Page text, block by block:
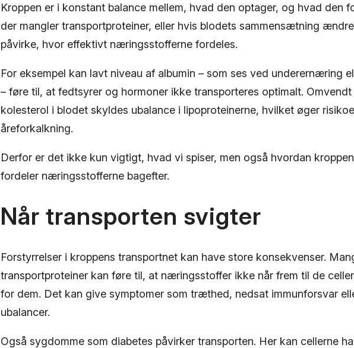
Kroppen er i konstant balance mellem, hvad den optager, og hvad den
der mangler transportproteiner, eller hvis blodets sammensætning
påvirke, hvor effektivt næringsstofferne fordeles.
For eksempel kan lavt niveau af albumin – som ses ved underernæring
– føre til, at fedtsyrer og hormoner ikke transporteres optimalt.
kolesterol i blodet skyldes ubalance i lipoproteinerne, hvilket øger
åreforkalkning.
Derfor er det ikke kun vigtigt, hvad vi spiser, men også hvordan
fordeler næringsstofferne bagefter.
Når transporten svigter
Forstyrrelser i kroppens transportnet kan have store konsekvenser.
transportproteiner kan føre til, at næringsstoffer ikke når frem til de
for dem. Det kan give symptomer som træthed, nedsat immunforsvar
ubalancer.
Også sygdomme som diabetes påvirker transporten. Her kan cellerne